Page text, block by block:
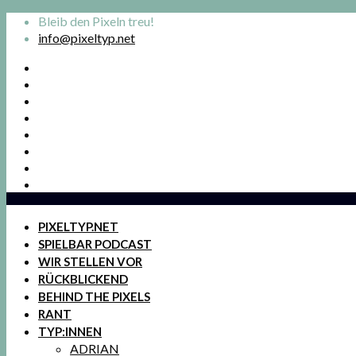
Bleib den Pixeln treu!
info@pixeltyp.net
PIXELTYP.NET
SPIELBAR PODCAST
WIR STELLEN VOR
RÜCKBLICKEND
BEHIND THE PIXELS
RANT
TYP:INNEN
ADRIAN